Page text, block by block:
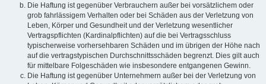
Die Haftung ist gegenüber Verbrauchern außer bei vorsätzlichem oder
grob fahrlässigem Verhalten oder bei Schäden aus der Verletzung von
Leben, Körper und Gesundheit und der Verletzung wesentlicher
Vertragspflichten (Kardinalpflichten) auf die bei Vertragsschluss
typischerweise vorhersehbaren Schäden und im übrigen der Höhe nach
auf die vertragstypischen Durchschnittsschäden begrenzt. Dies gilt auch
für mittelbare Folgeschäden wie insbesondere entgangenen Gewinn.
Die Haftung ist gegenüber Unternehmern außer bei der Verletzung von